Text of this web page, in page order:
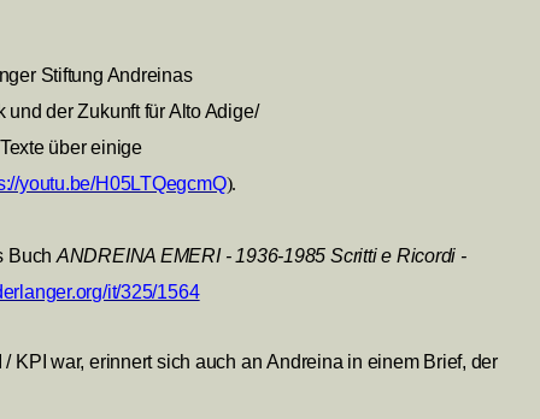
Stiftung Andreinas
der Zukunft für Alto Adige/
über einige
youtu.be/H05LTQegcmQ).
Buch ANDREINA EMERI - 1936-1985 Scritti e Ricordi -
it/325/1564
KPI war, erinnert sich auch an Andreina in einem Brief, der